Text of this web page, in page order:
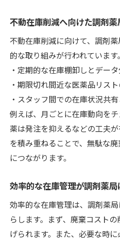
薬局スタッフに聞く在庫
調剤薬局スタッフが
薬局での在庫切れ時
利用者の安心を守る
ト
在庫不足でも対応で
調剤薬局でよくある
スタッフの工夫が調
る
月末調整と不動在庫削減
調剤薬局で月末調整
調剤薬局が月末に実
効率的な月末調整で
不動在庫削減へ向けた調剤
不動在庫削減に向けて、調剤
的な取り組みが行われています。
・定期的な在庫棚卸しとデー
・期限切れ間近な医薬品リス
・スタッフ間での在庫状況共
例えば、月ごとに在庫動向を
薬は発注を抑えるなどの工夫
を積み重ねることで、無駄な
につながります。
効率的な在庫管理が調剤薬
効率的な在庫管理は、調剤薬
らします。まず、廃棄コスト
げられます。また、必要な時